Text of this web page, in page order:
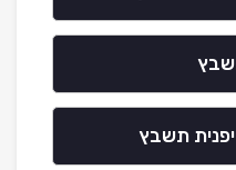
יפנית תשבץ